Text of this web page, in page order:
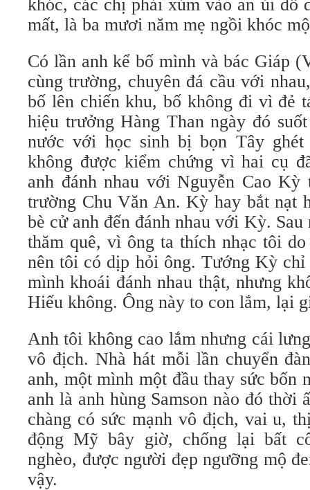
khóc, các chị phải xúm vào an ủi dỗ
mất, là ba mươi năm mẹ ngồi khóc
Có lần anh kể bố mình và bác Giáp
cùng trường, chuyên đá cầu với
bố lên chiến khu, bố không đi vì đẻ
hiệu trưởng Hàng Than ngày đó
nước với học sinh bị bọn Tây ghét
không được kiểm chứng vì hai cụ
anh đánh nhau với Nguyễn Cao
trường Chu Văn An. Kỳ hay bắt nạt
bè cử anh đến đánh nhau với Kỳ.
thăm quê, vì ông ta thích nhạc tôi
nên tôi có dịp hỏi ông. Tướng Kỳ
mình khoái đánh nhau thật, nhưng
Hiếu không. Ông này to con lắm, lại
Anh tôi không cao lắm nhưng cái
vô địch. Nhà hát mỗi lần chuyển
anh, một mình một đầu thay sức bốn
anh là anh hùng Samson nào đó
chàng có sức mạnh vô địch, vai u,
động Mỹ bây giờ, chống lại bất
nghèo, được người đẹp ngưỡng mộ
vậy.